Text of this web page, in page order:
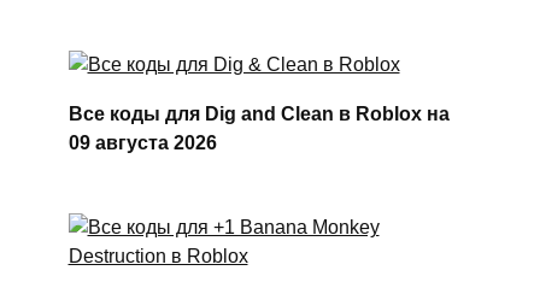
Все коды для Dig and Clean в Roblox на
09 августа 2026